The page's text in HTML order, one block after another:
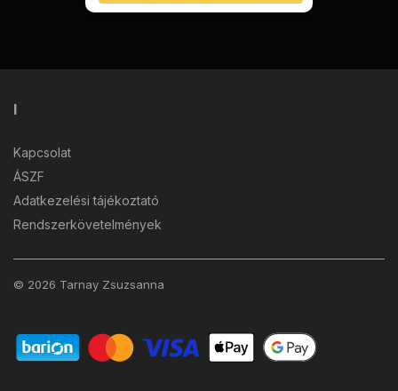
I
Kapcsolat
ÁSZF
Adatkezelési tájékoztató
Rendszerkövetelmények
© 2026 Tarnay Zsuzsanna